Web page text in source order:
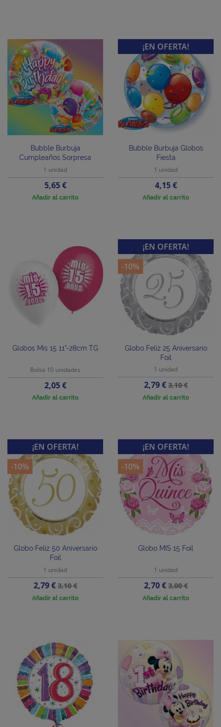
Bubble Burbuja
Cumpleaños Sorpresa
1 unidad
Precio
5,65 €
Añadir al carrito
Bubble Burbuja Globos
Fiesta
1 unidad
Precio
4,15 €
Añadir al carrito
¡EN OFERTA!
Globos Mis 15 11"-28cm TG
Bolsa 10 unidades
Precio
2,05 €
Añadir al carrito
Globo Feliz 25 Aniversario
Foil
1 unidad
Precio
2,79 €Precio
base
3,10 €
Añadir al carrito
¡EN OFERTA!
-10%
Globo Feliz 50 Aniversario
Foil
1 unidad
Precio
2,79 €Precio
base
3,10 €
Añadir al carrito
¡EN OFERTA!
-10%
Globo MIS 15 Foil
1 unidad
Precio
2,70 €Precio
base
3,00 €
Añadir al carrito
¡EN OFERTA!
-10%